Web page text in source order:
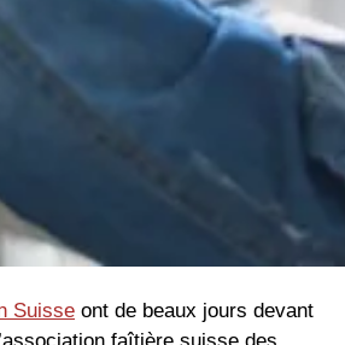
Suisse ont de beaux jours devant
faîtière suisse des